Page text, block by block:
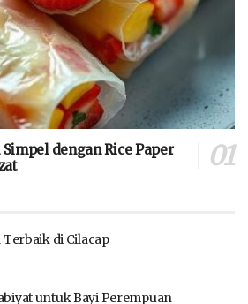
dengan Rice Paper
Terbaik di Cilacap
untuk Bayi Perempuan